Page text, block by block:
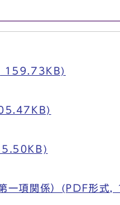
, 159.73KB)
一項関係）(PDF形式